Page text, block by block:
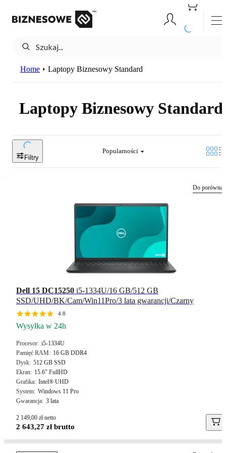
Home Laptopy Biznesowy Standard
Laptopy Biznesowy Standard
Filtry
Popularności
Do
Dell 15 DC15250 i5-1334U/16 GB/512 GB
SSD/UHD/BK/Cam/Win11Pro/3 lata gwarancji/Czarny
4.8
Wysyłka w 24h
Procesor i5-1334U
Pamięć RAM
16 GB DDR4
Dysk 512 GB SSD
Ekran
15.6″ FullHD
Grafika Intel® UHD
System Windows 11 Pro
Gwarancja 3 lata
2 149,00 zł netto
2 643,27 zł brutto